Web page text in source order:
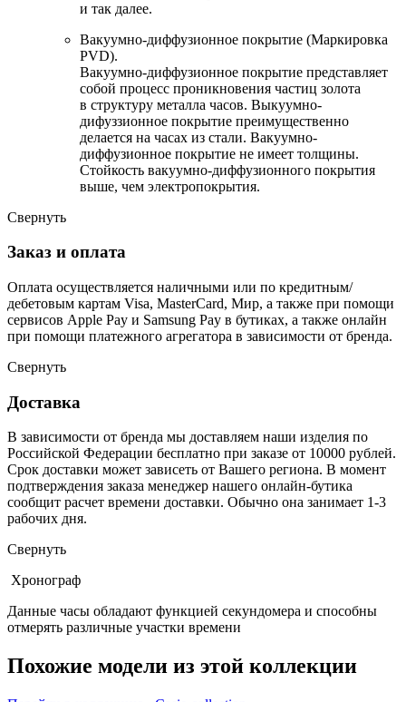
и так далее.
Вакуумно-диффузионное покрытие (Маркировка
PVD).
Вакуумно-диффузионное покрытие представляет
собой процесс проникновения частиц золота
в структуру металла часов. Выкуумно-
дифуззионное покрытие преимущественно
делается на часах из стали. Вакуумно-
диффузионное покрытие не имеет толщины.
Стойкость вакуумно-диффузионного покрытия
выше, чем электропокрытия.
Свернуть
Заказ и оплата
Оплата осуществляется наличными или по кредитным/
дебетовым картам Visa, MasterCard, Мир, а также при помощи
сервисов Apple Pay и Samsung Pay в бутиках, а также онлайн
при помощи платежного агрегатора в зависимости от бренда.
Свернуть
Доставка
В зависимости от бренда мы доставляем наши изделия по
Российской Федерации бесплатно при заказе от 10000 рублей.
Срок доставки может зависеть от Вашего региона. В момент
подтверждения заказа менеджер нашего онлайн-бутика
сообщит расчет времени доставки. Обычно она занимает 1-3
рабочих дня.
Свернуть
Хронограф
Данные часы обладают функцией секундомера и способны
отмерять различные участки времени
Похожие модели из этой коллекции